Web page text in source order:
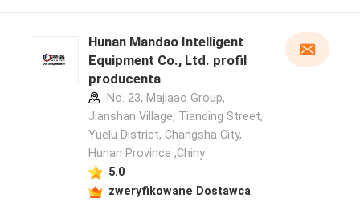
Hunan Mandao Intelligent
Equipment Co., Ltd. profil
producenta
No. 23, Majiaao Group,
Jianshan Village, Tianding Street,
Yuelu District, Changsha City,
Hunan Province ,Chiny
5.0
zweryfikowane Dostawca